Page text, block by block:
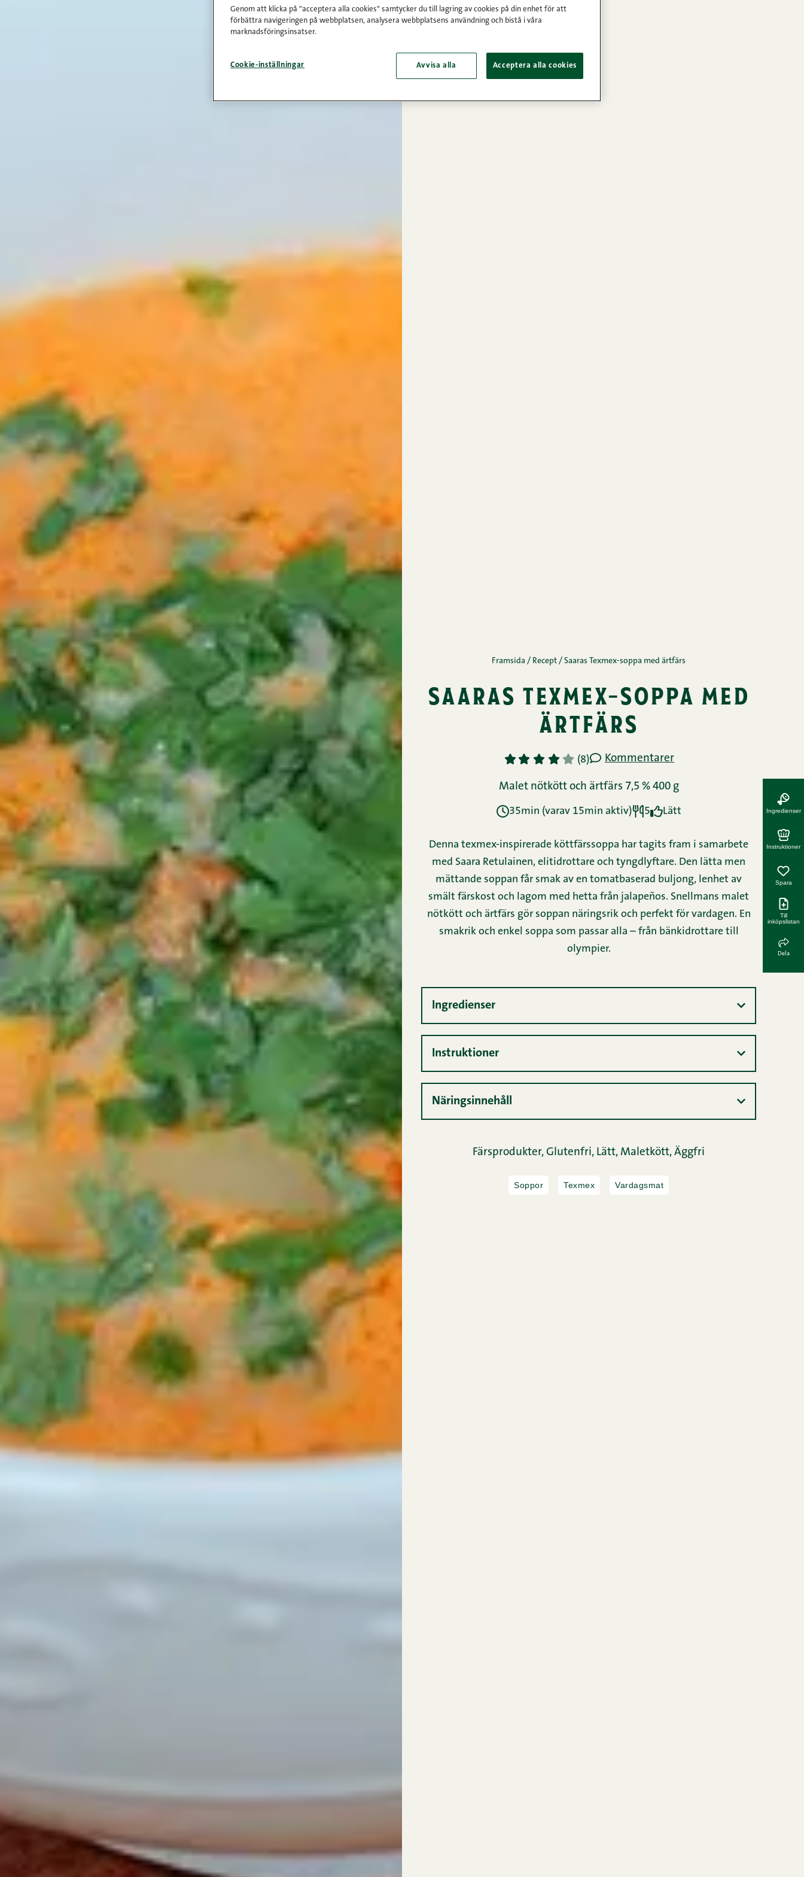
Framsida / Recept / Saaras Texmex-soppa med ärtfärs
saaras texmex-soppa med
ärtfärs
1 2 3 4 5 (8) Kommentarer
Malet nötkött och ärtfärs 7,5 % 400 g
35min (varav 15min aktiv) 5 Lätt
Denna texmex-inspirerade köttfärssoppa har tagits fram i samarbete
med Saara Retulainen, elitidrottare och tyngdlyftare. Den lätta men
mättande soppan får smak av en tomatbaserad buljong, lenhet av
smält färskost och lagom med hetta från jalapeños. Snellmans malet
nötkött och ärtfärs gör soppan näringsrik och perfekt för vardagen. En
smakrik och enkel soppa som passar alla – från bänkidrottare till
olympier.
Ingredienser
Instruktioner
Näringsinnehåll
Färsprodukter, Glutenfri, Lätt, Maletkött, Äggfri
Soppor Texmex Vardagsmat
Ingredienser
Instruktioner
Spara
Till
inköpslistan
Dela
Genom att klicka på "acceptera alla cookies" samtycker du till lagring av cookies på din enhet för att
förbättra navigeringen på webbplatsen, analysera webbplatsens användning och bistå i våra
marknadsföringsinsatser.
Cookie-inställningar Avvisa alla Acceptera alla cookies